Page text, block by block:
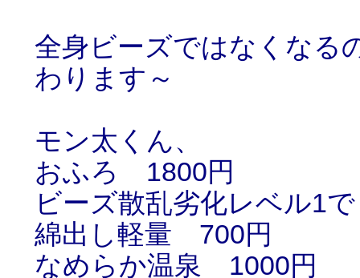
全身ビーズではなくなる
わります～
モン太くん、
おふろ 1800円
ビーズ散乱劣化レベル1
綿出し軽量 700円
なめらか温泉 1000円